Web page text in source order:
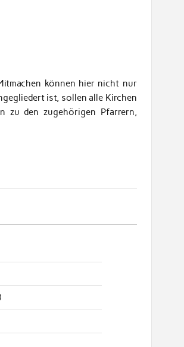
können hier nicht nur
ist, sollen alle Kirchen
zu den zugehörigen Pfarrern,